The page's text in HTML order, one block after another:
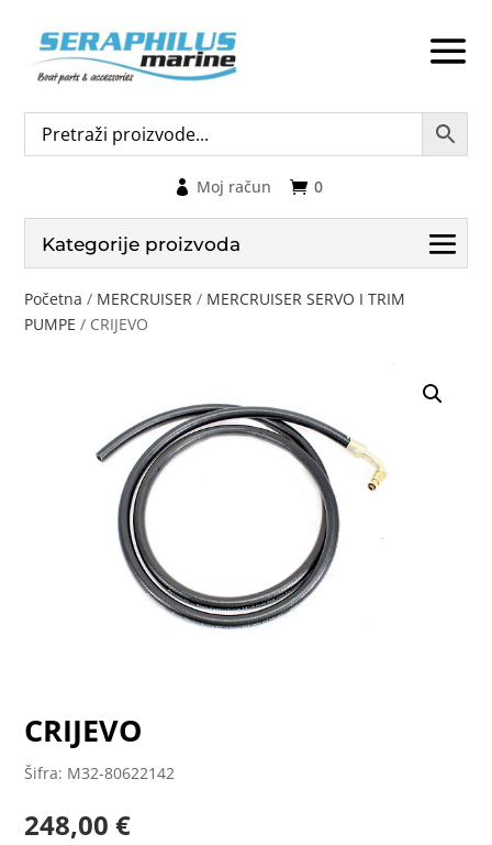
0
Moj račun
Kategorije proizvoda
Početna / MERCRUISER / MERCRUISER SERVO I TRIM
PUMPE / CRIJEVO
CRIJEVO
Šifra: M32-80622142
248,00€